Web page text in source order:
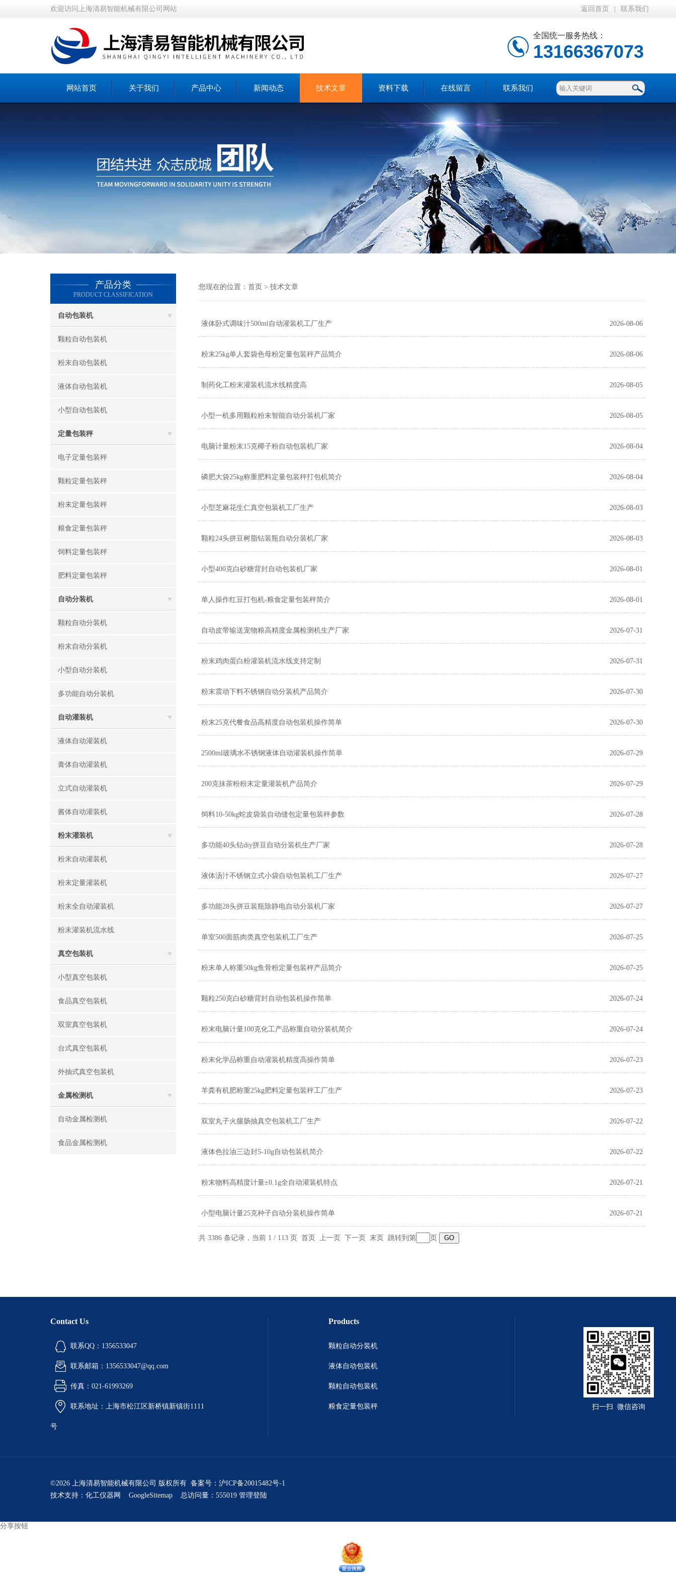
欢迎访问上海清易智能机械有限公司网站 返回首页 联系我们
全国统一服务热线：
13166367073
网站首页 关于我们 产品中心 新闻动态 技术文章 资料下载 在线留言 联系我们
产品分类
PRODUCT CLASSIFICATION
自动包装机
颗粒自动包装机
粉末自动包装机
液体自动包装机
小型自动包装机
定量包装秤
电子定量包装秤
颗粒定量包装秤
粉末定量包装秤
粮食定量包装秤
饲料定量包装秤
肥料定量包装秤
自动分装机
颗粒自动分装机
粉末自动分装机
小型自动分装机
多功能自动分装机
自动灌装机
液体自动灌装机
膏体自动灌装机
立式自动灌装机
酱体自动灌装机
粉末灌装机
粉末自动灌装机
粉末定量灌装机
粉末全自动灌装机
粉末灌装机流水线
真空包装机
小型真空包装机
食品真空包装机
双室真空包装机
台式真空包装机
外抽式真空包装机
金属检测机
自动金属检测机
食品金属检测机
您现在的位置： 首页 > 技术文章
液体卧式调味汁500ml自动灌装机工厂生产 2026-08-06
粉末25kg单人套袋色母粉定量包装秤产品简介 2026-08-06
制药化工粉末灌装机流水线精度高 2026-08-05
小型一机多用颗粒粉末智能自动分装机厂家 2026-08-05
电脑计量粉末15克椰子粉自动包装机厂家 2026-08-04
磷肥大袋25kg称重肥料定量包装秤打包机简介 2026-08-04
小型芝麻花生仁真空包装机工厂生产 2026-08-03
颗粒24头拼豆树脂钻装瓶自动分装机厂家 2026-08-03
小型400克白砂糖背封自动包装机厂家 2026-08-01
单人操作红豆打包机-粮食定量包装秤简介 2026-08-01
自动皮带输送宠物粮高精度金属检测机生产厂家 2026-07-31
粉末鸡肉蛋白粉灌装机流水线支持定制 2026-07-31
粉末震动下料不锈钢自动分装机产品简介 2026-07-30
粉末25克代餐食品高精度自动包装机操作简单 2026-07-30
2500ml玻璃水不锈钢液体自动灌装机操作简单 2026-07-29
200克抹茶粉粉末定量灌装机产品简介 2026-07-29
饲料10-50kg蛇皮袋装自动缝包定量包装秤参数 2026-07-28
多功能40头钻diy拼豆自动分装机生产厂家 2026-07-28
液体汤汁不锈钢立式小袋自动包装机工厂生产 2026-07-27
多功能28头拼豆装瓶除静电自动分装机厂家 2026-07-27
单室500面筋肉类真空包装机工厂生产 2026-07-25
粉末单人称重50kg鱼骨粉定量包装秤产品简介 2026-07-25
颗粒250克白砂糖背封自动包装机操作简单 2026-07-24
粉末电脑计量100克化工产品称重自动分装机简介 2026-07-24
粉末化学品称重自动灌装机精度高操作简单 2026-07-23
羊粪有机肥称重25kg肥料定量包装秤工厂生产 2026-07-23
双室丸子火腿肠抽真空包装机工厂生产 2026-07-22
液体色拉油三边封5-10g自动包装机简介 2026-07-22
粉末物料高精度计量±0.1g全自动灌装机特点 2026-07-21
小型电脑计量25克种子自动分装机操作简单 2026-07-21
共 3386 条记录，当前 1 / 113 页 首页 上一页 下一页 末页 跳转到第 页
Contact Us
联系QQ：1356533047
联系邮箱：1356533047@qq.com
传真：021-61993269
联系地址：上海市松江区新桥镇新镇街1111
号
Products
颗粒自动分装机
液体自动包装机
颗粒自动包装机
粮食定量包装秤 扫一扫 微信咨询
©2026 上海清易智能机械有限公司 版权所有 备案号： 沪ICP备20015482号-1
技术支持： 化工仪器网 GoogleSitemap 总访问量：555019 管理登陆
分享按钮